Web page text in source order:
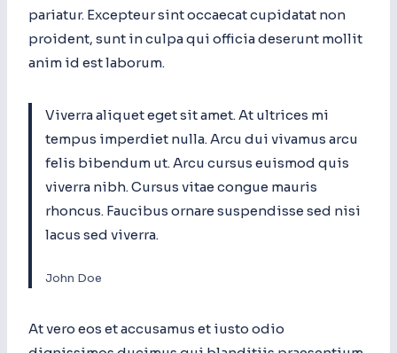
pariatur. Excepteur sint occaecat cupidatat non
proident, sunt in culpa qui officia deserunt mollit
anim id est laborum.
Viverra aliquet eget sit amet. At ultrices mi
tempus imperdiet nulla. Arcu dui vivamus arcu
felis bibendum ut. Arcu cursus euismod quis
viverra nibh. Cursus vitae congue mauris
rhoncus. Faucibus ornare suspendisse sed nisi
lacus sed viverra.
John Doe
At vero eos et accusamus et iusto odio